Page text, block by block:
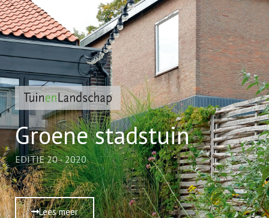
Groene stadstuin
EDITIE 20 - 2020
Lees meer